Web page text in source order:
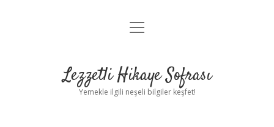
Anasayfa
Yasal Uyarı
menüyü
Lezzetli Hikaye Sofrası
Yemekle ilgili neşeli bilgiler keşfet!